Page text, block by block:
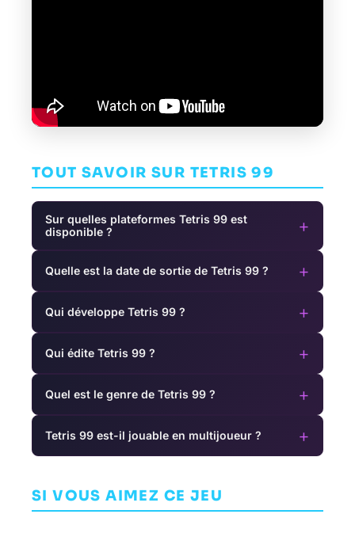
TOUT SAVOIR SUR TETRIS 99
Sur quelles plateformes Tetris 99 est
disponible ?
+
Quelle est la date de sortie de Tetris 99 ? +
Qui développe Tetris 99 ? +
Qui édite Tetris 99 ? +
Quel est le genre de Tetris 99 ? +
Tetris 99 est-il jouable en multijoueur ? +
SI VOUS AIMEZ CE JEU
AVENTURE
AVENTURE